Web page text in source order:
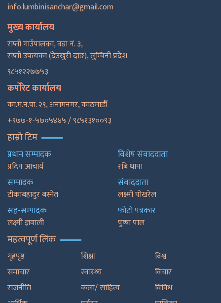
info.lumbinisanchar@gmail.com
मुख्य कार्यालय
राप्ती गाउँपालका, वडा नं. ३,
राप्ती उपत्यका (देउखुरी दाङ), लुम्बिनी प्रदेश
९८५१२२७७५३
कर्पोरेट कार्यालय
का.म.न.पा. २९, अनामनगर, काठमाडाैँ
+९७७-१-५७०५४४५ / ९८५१३१००९३
हाम्रो टिम
प्रधान सम्पादक
प्रदिप आचार्य
सम्पादक
टीकाबहादुर बस्नेत
सह-सम्पादक
लक्ष्मी ज्ञवाली
विशेष संवाददाता
रबि थापा
संवाददाता
लक्ष्मी पोखरेल
फाेटाे पत्रकार
पुष्षा पाल
महत्वपूर्ण लिंक
गृहपृष्ठ
समाचार
राजनीति
शिक्षा
स्वास्थ्य
कला/ साहित्य
विश्व
विचार
विविध